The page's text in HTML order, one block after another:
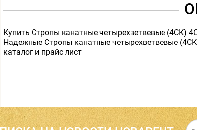
Купить Стропы канатные четырехветвевые (4СК)
Надежные Стропы канатные четырехветвевые
каталог и прайс лист